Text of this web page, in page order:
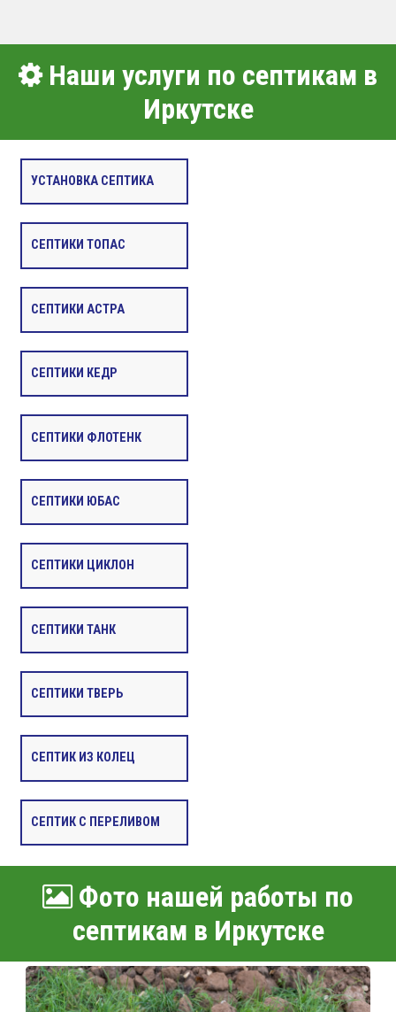
Наши услуги по септикам в
Иркутске
УСТАНОВКА СЕПТИКА
СЕПТИКИ ТОПАС
СЕПТИКИ АСТРА
СЕПТИКИ КЕДР
СЕПТИКИ ФЛОТЕНК
СЕПТИКИ ЮБАС
СЕПТИКИ ЦИКЛОН
СЕПТИКИ ТАНК
СЕПТИКИ ТВЕРЬ
СЕПТИК ИЗ КОЛЕЦ
СЕПТИК С ПЕРЕЛИВОМ
Фото нашей работы по
септикам в Иркутске